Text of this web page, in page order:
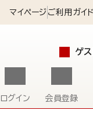
マイページ ご利用ガイド
ゲス
ログイン 会員登録